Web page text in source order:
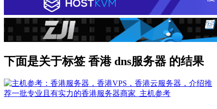
下面是关于标签 香港 dns服务器 的结果